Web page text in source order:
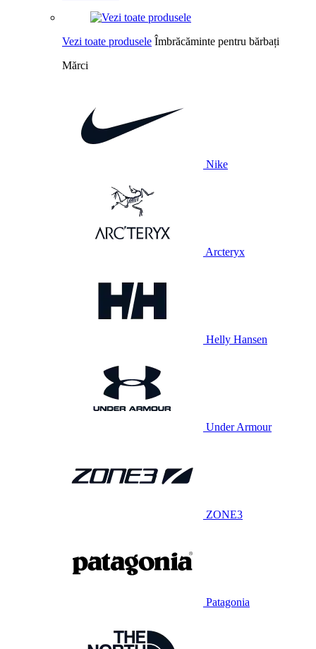
Vezi toate produsele Îmbrăcăminte pentru bărbați
Mărci
Nike
Arcteryx
Helly Hansen
Under Armour
ZONE3
Patagonia